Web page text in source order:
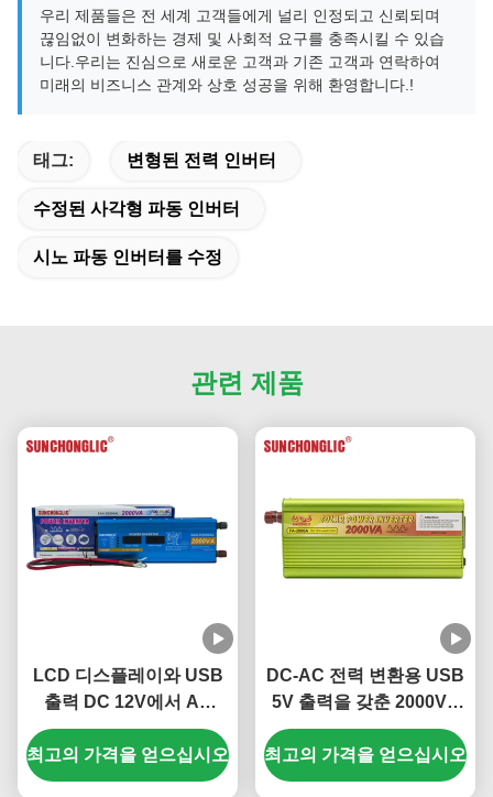
우리 제품들은 전 세계 고객들에게 널리 인정되고 신뢰되며
끊임없이 변화하는 경제 및 사회적 요구를 충족시킬 수 있습
니다.우리는 진심으로 새로운 고객과 기존 고객과 연락하여
미래의 비즈니스 관계와 상호 성공을 위해 환영합니다.!
태그: 변형된 전력 인버터
수정된 사각형 파동 인버터
시노 파동 인버터를 수정
관련 제품
LCD 디스플레이와 USB
출력 DC 12V에서 AC
220V로 2000W 수정 된
시노파 전원 인버터
최고의 가격을 얻으십시오
DC-AC 전력 변환용 USB
5V 출력을 갖춘 2000VA
수정 사인파 인버터
최고의 가격을 얻으십시오